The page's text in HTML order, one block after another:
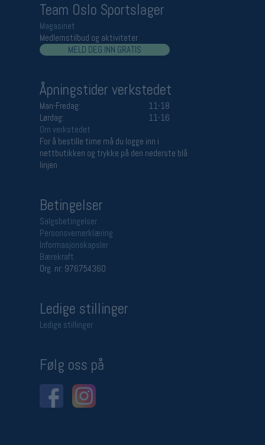
Team Oslo Sportslager
Magasinet
Medlemstilbud og aktiviteter
MELD DEG INN GRATIS
Åpningstider verkstedet
Man-Fredag:
11-18
Lørdag:
11-16
Om verkstedet
For å bestille time må du logge inn i
nettbutikken og trykke på den nederste blå
linjen
Betingelser
Salgsbetingelser
Personsvernerklæring
Informasjonskapsler
Bærekraft
Org. nr: 976754360
Ledige stillinger
Ledige stillinger
Følg oss på